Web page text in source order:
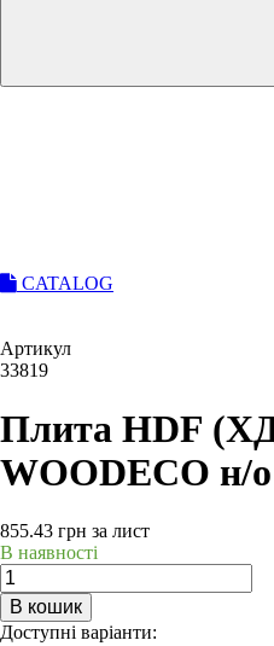
CATALOG
Артикул
33819
Плита HDF
WOODECO н/о
855.43 грн за лист
В наявності
В кошик
Доступні варіанти: